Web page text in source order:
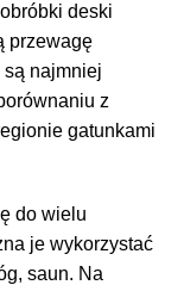
deski
przewagę
najmniej
z
gatunkami
do wielu
je wykorzystać
saun. Na